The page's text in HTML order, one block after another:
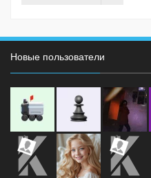
Новые пользователи